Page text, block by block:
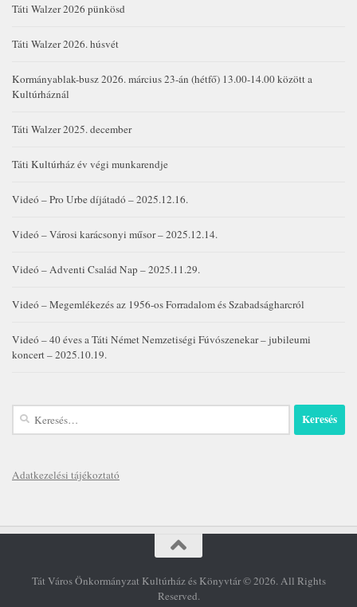
Táti Walzer 2026 pünkösd
Táti Walzer 2026. húsvét
Kormányablak-busz 2026. március 23-án (hétfő) 13.00-14.00 között a
Kultúrháznál
Táti Walzer 2025. december
Táti Kultúrház év végi munkarendje
Videó – Pro Urbe díjátadó – 2025.12.16.
Videó – Városi karácsonyi műsor – 2025.12.14.
Videó – Adventi Család Nap – 2025.11.29.
Videó – Megemlékezés az 1956-os Forradalom és Szabadságharcról
Videó – 40 éves a Táti Német Nemzetiségi Fúvószenekar – jubileumi
koncert – 2025.10.19.
Keresés:
Adatkezelési tájékoztató
Tát Város Önkormányzat Kultúrház és Könyvtár © 2026. All Rights
Reserved.